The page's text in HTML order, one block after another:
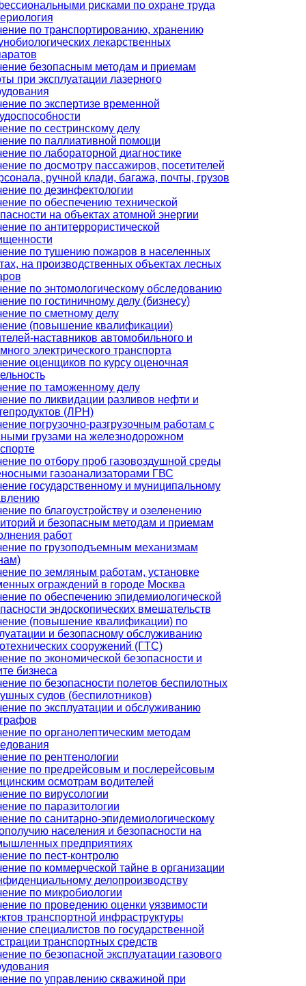
рисками по охране труда
по транспортированию, хранению
лекарственных
безопасным методам и приемам
при эксплуатации лазерного
по экспертизе временной
по сестринскому делу
по паллиативной помощи
по лабораторной диагностике
по досмотру пассажиров, посетителей
ручной клади, багажа, почты, грузов
по дезинфектологии
по обеспечению технической
на объектах атомной энергии
по антитеррористической
по тушению пожаров в населенных
на производственных объектах лесных
по энтомологическому обследованию
по гостиничному делу (бизнесу)
по сметному делу
(повышение квалификации)
наставников автомобильного и
электрического транспорта
оценщиков по курсу оценочная
по таможенному делу
по ликвидации разливов нефти и
(ЛРН)
погрузочно-разгрузочным работам с
грузами на железнодорожном
по отбору проб газовоздушной среды
газоанализаторами ГВС
государственному и муниципальному
по благоустройству и озеленению
и безопасным методам и приемам
работ
по грузоподъемным механизмам
по земляным работам, установке
ограждений в городе Москва
по обеспечению эпидемиологической
эндоскопических вмешательств
(повышение квалификации) по
и безопасному обслуживанию
сооружений (ГТС)
по экономической безопасности и
бизнеса
по безопасности полетов беспилотных
судов (беспилотников)
по эксплуатации и обслуживанию
по органолептическим методам
по рентгенологии
по предрейсовым и послерейсовым
осмотрам водителей
по вирусологии
по паразитологии
по санитарно-эпидемиологическому
населения и безопасности на
предприятиях
по пест-контролю
по коммерческой тайне в организации
делопроизводству
по микробиологии
по проведению оценки уязвимости
транспортной инфраструктуры
специалистов по государственной
транспортных средств
по безопасной эксплуатации газового
по управлению скважиной при